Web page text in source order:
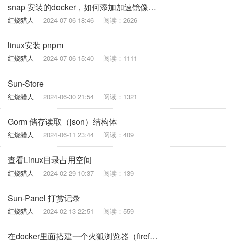
snap 安装的docker，如何添加加速镜像和重启服务
红烧猎人 2024-07-06 18:46 阅读：2626
linux安装 pnpm
红烧猎人 2024-07-06 15:40 阅读：1111
Sun-Store
红烧猎人 2024-06-30 21:54 阅读：1321
Gorm 储存读取（json）结构体
红烧猎人 2024-06-11 23:44 阅读：409
查看Linux目录占用空间
红烧猎人 2024-02-29 10:37 阅读：139
Sun-Panel 打赏记录
红烧猎人 2024-02-13 22:51 阅读：559
在docker里面搭建一个火狐浏览器（firefox）